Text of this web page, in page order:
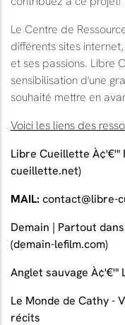
Le Centre de
différents sites
et ses passions. Libre
sensibilisation d'une
souhaité mettre en
Voici les liens des
Libre Cueillette À¢'€'"
cueillette.net)
MAIL: contact@libre-
Demain | Partout
(demain-lefilm.com)
Anglet sauvage
Le Monde de Cathy -
récits